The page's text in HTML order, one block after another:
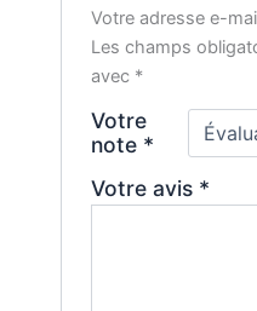
Votre adresse e-
Les champs
avec *
Votre
note *
Votre avis *